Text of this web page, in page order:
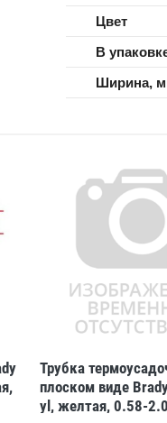
Цвет
В
Ширина,
Трубка
плоском виде
yl, желтая, 0.58-